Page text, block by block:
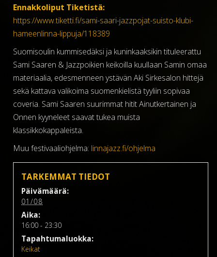
Ennakkoliput Tiketistä:
https://www.tiketti.fi/sami-saari-jazzpojat-suisto-klubi-
hameenlinna-lippuja/118389
Suomisoulin kummisedäksi ja kuninkaaksikin tituleerattu
Sami Saaren & Jazzpoikien keikoilla kuullaan Samin omaa
materiaalia, edesmenneen ystävän Aki Sirkesalon hittejä
sekä kattava valikoima suomenkielistä tyyliin sopivaa
coveria. Sami Saaren suurimmat hitit Ainutkertainen ja
Onnen kyyneleet saavat tukea muista
klassikkokappaleista.
Muu festivaaliohjelma: linnajazz.fi/ohjelma
TARKEMMAT TIEDOT
Päivämäärä:
01/08
Aika:
16:00 - 23:30
Tapahtumaluokka:
Keikat